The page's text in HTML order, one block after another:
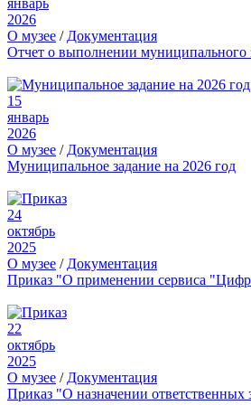
январь
2026
О музее / Документация
Отчет о выполнении муниципального
15
январь
2026
О музее / Документация
Муниципальное задание на 2026 год
24
октябрь
2025
О музее / Документация
Приказ "О применении сервиса
22
октябрь
2025
О музее / Документация
Приказ "О назначении